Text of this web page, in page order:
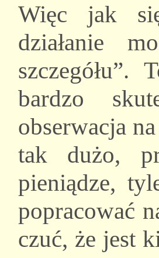
Więc jak
działanie
szczegółu”.
bardzo
obserwacja
tak dużo,
pieniądze,
popracować
czuć, że jest